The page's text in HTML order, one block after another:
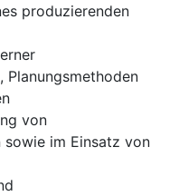
produzierenden
Planungsmethoden
von
im Einsatz von